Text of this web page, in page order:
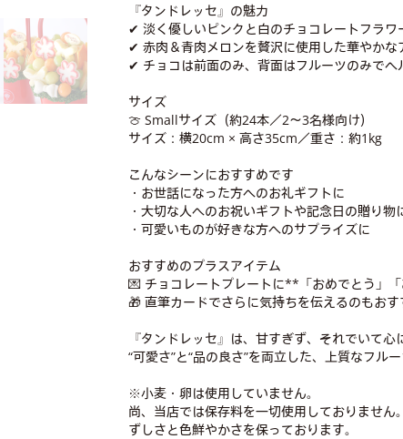
『タンドレッセ』の魅力
✔ 淡く優しいピンクと白のチョコレートフラワ
✔ 赤肉＆青肉メロンを贅沢に使用した華やかな
✔ チョコは前面のみ、背面はフルーツのみでヘ
サイズ
🍈 Smallサイズ（約24本／2～3名様向け）
サイズ：横20cm × 高さ35cm／重さ：約1kg
こんなシーンにおすすめです
・お世話になった方へのお礼ギフトに
・大切な人へのお祝いギフトや記念日の贈り物
・可愛いものが好きな方へのサプライズに
おすすめのプラスアイテム
💌 チョコレートプレートに**「おめでとう」
🎁 直筆カードでさらに気持ちを伝えるのもおす
『タンドレッセ』は、甘すぎず、それでいて心
“可愛さ”と“品の良さ”を両立した、上質なフル
※小麦・卵は使用していません。
尚、当店では保存料を一切使用しておりませ
ずしさと色鮮やかさを保っております。